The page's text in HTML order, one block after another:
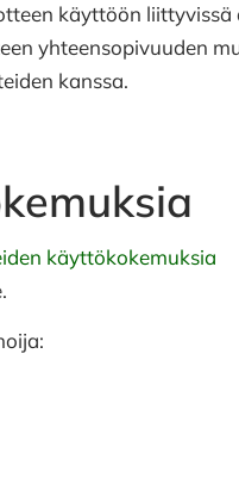
käyttöön liittyvissä
yhteensopivuuden
kanssa.
käyttökokemuksia